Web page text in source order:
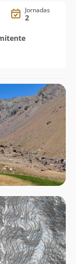
Jornadas
2